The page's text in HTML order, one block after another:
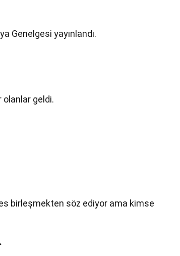
Genelgesi yayınlandı.
olanlar geldi.
birleşmekten söz ediyor ama kimse